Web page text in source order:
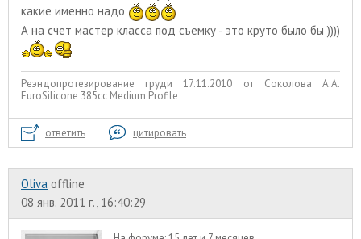
какие именно надо
А на счет мастер класса под съемку - это круто было бы ))))
Реэндопротезирование груди 17.11.2010 от Соколова А.А.
EuroSilicone 385сс Medium Profile
ответить цитировать
Oliva offline
08 янв. 2011 г., 16:40:29